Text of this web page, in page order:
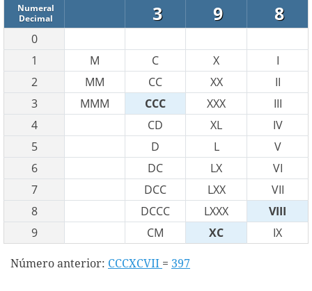
Numeral
Decimal
3 9 8
0
1
M C X
I
2
MM CC XX
II
3
MMM CCC XXX
III
4
CD XL
IV
5
D L
V
6
DC LX
VI
7
DCC LXX
VII
8
DCCC LXXX
VIII
9
CM XC IX
Número anterior: CCCXCVII = 397